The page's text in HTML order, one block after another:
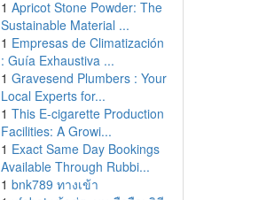
1 Apricot Stone Powder: The
Sustainable Material ...
1 Empresas de Climatización
: Guía Exhaustiva ...
1 Gravesend Plumbers : Your
Local Experts for...
1 This E-cigarette Production
Facilities: A Growi...
1 Exact Same Day Bookings
Available Through Rubbi...
1 bnk789 ทางเข้า